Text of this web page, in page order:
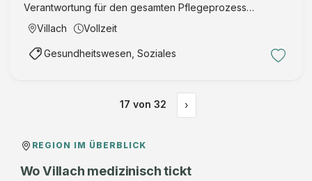
Verantwortung für den gesamten Pflegeprozess
Sicherstellung höchster Pflegequalität nach SeneCura
Bewohner:innen immer im Blick Aktiv …
Villach Vollzeit
Gesundheitswesen, Soziales
17 von 32 ›
REGION IM ÜBERBLICK
Wo Villach medizinisch tickt